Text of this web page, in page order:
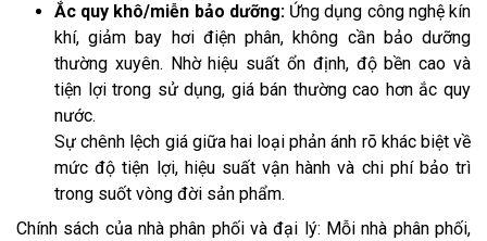
Ắc quy khô/miễn bảo dưỡng: Ứng dụng công nghệ kín
khí, giảm bay hơi điện phân, không cần bảo dưỡng
thường xuyên. Nhờ hiệu suất ổn định, độ bền cao và
tiện lợi trong sử dụng, giá bán thường cao hơn ắc quy
nước.
Sự chênh lệch giá giữa hai loại phản ánh rõ khác biệt về
mức độ tiện lợi, hiệu suất vận hành và chi phí bảo trì
trong suốt vòng đời sản phẩm.
Chính sách của nhà phân phối và đại lý: Mỗi nhà phân phối,